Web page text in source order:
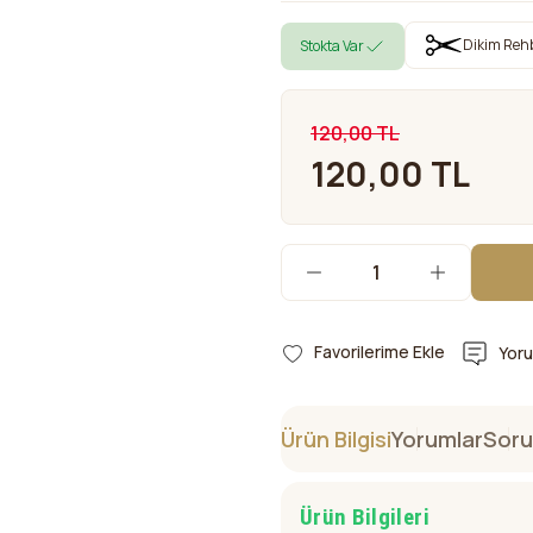
Stokta Var Dikim
120,00 TL
120,00 TL
Ürün BilgisiYorumlar
Ürün Bilgileri